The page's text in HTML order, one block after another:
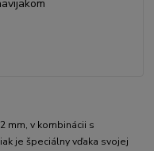
mm, v kombinácii s
je špeciálny vďaka svojej